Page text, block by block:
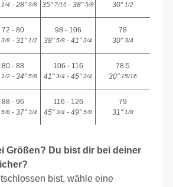
1/4 - 28"3/8 35"7/16 - 38"5/8 30"1/2
72 - 80
3/8 - 31"1/2
98 - 106
38"5/8 - 41"3/4
78
30"3/4
80 - 88
1/2 - 34"5/8
106 - 116
41"3/4 - 45"3/4
78.5
30"15/16
88 - 96
5/8 - 37"3/4
116 - 126
45"3/4 - 49"5/8
79
31"1/8
Größen? Du bist dir bei deiner
bist, wähle eine